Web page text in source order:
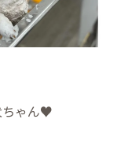
ちゃん♥️